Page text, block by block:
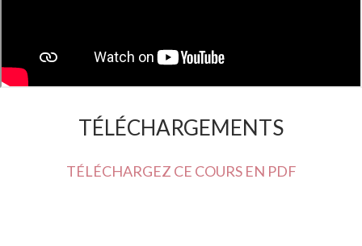
TÉLÉCHARGEMENTS
TÉLÉCHARGEZ CE COURS EN PDF